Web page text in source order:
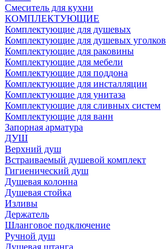
Смеситель для кухни
КОМПЛЕКТУЮЩИЕ
Комплектующие для душевых
Комплектующие для душевых уголков
Комплектующие для раковины
Комплектующие для мебели
Комплектующие для поддона
Комплектующие для инсталляции
Комплектующие для унитаза
Комплектующие для сливных систем
Комплектующие для ванн
Запорная арматура
ДУШ
Верхний душ
Встраиваемый душевой комплект
Гигиенический душ
Душевая колонна
Душевая стойка
Изливы
Держатель
Шланговое подключение
Ручной душ
Душевая штанга